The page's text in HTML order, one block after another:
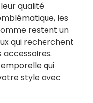
qualité
les
restent un
qui recherchent
accessoires.
qui
style avec